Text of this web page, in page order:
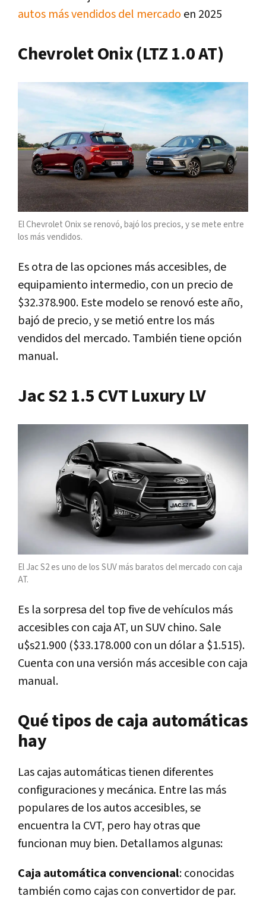
autos más vendidos del mercado en 2025
Chevrolet Onix (LTZ 1.0 AT)
El Chevrolet Onix se renovó, bajó los precios, y se mete entre
los más vendidos.
Es otra de las opciones más accesibles, de
equipamiento intermedio, con un precio de
$32.378.900. Este modelo se renovó este año,
bajó de precio, y se metió entre los más
vendidos del mercado. También tiene opción
manual.
Jac S2 1.5 CVT Luxury LV
El Jac S2 es uno de los SUV más baratos del mercado con caja
AT.
Es la sorpresa del top five de vehículos más
accesibles con caja AT, un SUV chino. Sale
u$s21.900 ($33.178.000 con un dólar a $1.515).
Cuenta con una versión más accesible con caja
manual.
Qué tipos de caja automáticas
hay
Las cajas automáticas tienen diferentes
configuraciones y mecánica. Entre las más
populares de los autos accesibles, se
encuentra la CVT, pero hay otras que
funcionan muy bien. Detallamos algunas:
Caja automática convencional: conocidas
también como cajas con convertidor de par.